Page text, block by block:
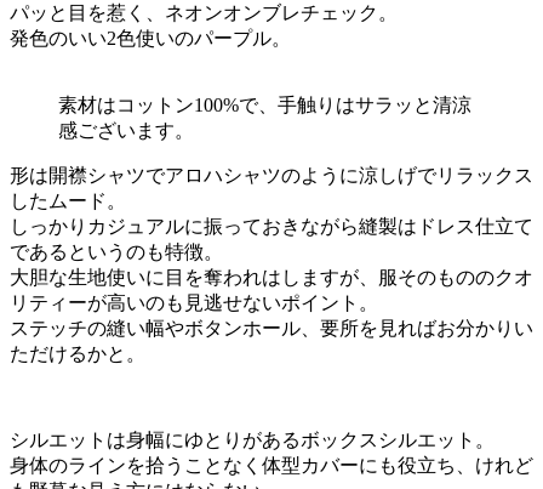
パッと目を惹く、ネオンオンブレチェック。
発色のいい2色使いのパープル。
素材はコットン100%で、手触りはサラッと清涼
感ございます。
形は開襟シャツでアロハシャツのように涼しげでリラックス
したムード。
しっかりカジュアルに振っておきながら縫製はドレス仕立て
であるというのも特徴。
大胆な生地使いに目を奪われはしますが、服そのもののクオ
リティーが高いのも見逃せないポイント。
ステッチの縫い幅やボタンホール、要所を見ればお分かりい
ただけるかと。
シルエットは身幅にゆとりがあるボックスシルエット。
身体のラインを拾うことなく体型カバーにも役立ち、けれど